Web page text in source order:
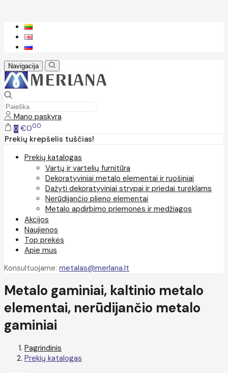
Navigacija
Mano paskyra
0 €000
Prekių krepšelis tuščias!
Prekių katalogas
Vartų ir vartelių furnitūra
Dekoratyviniai metalo elementai ir ruošiniai
Dažyti dekoratyviniai strypai ir priedai turėklams
Nerūdijančio plieno elementai
Metalo apdirbimo priemonės ir medžiagos
Akcijos
Naujienos
Top prekės
Apie mus
Konsultuojame: metalas@merlana.lt
Metalo gaminiai, kaltinio metalo
elementai, nerūdijančio metalo
gaminiai
Pagrindinis
Prekių katalogas